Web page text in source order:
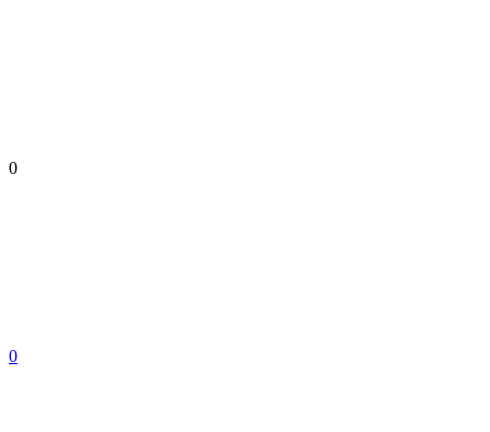
0
0